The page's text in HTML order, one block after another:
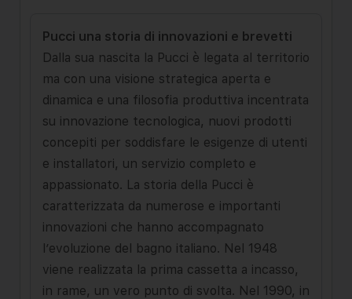
Pucci una storia di innovazioni e brevetti
Dalla sua nascita la Pucci è legata al territorio
ma con una visione strategica aperta e
dinamica e una filosofia produttiva incentrata
su innovazione tecnologica, nuovi prodotti
concepiti per soddisfare le esigenze di utenti
e installatori, un servizio completo e
appassionato. La storia della Pucci è
caratterizzata da numerose e importanti
innovazioni che hanno accompagnato
l’evoluzione del bagno italiano. Nel 1948
viene realizzata la prima cassetta a incasso,
in rame, un vero punto di svolta. Nel 1990, in